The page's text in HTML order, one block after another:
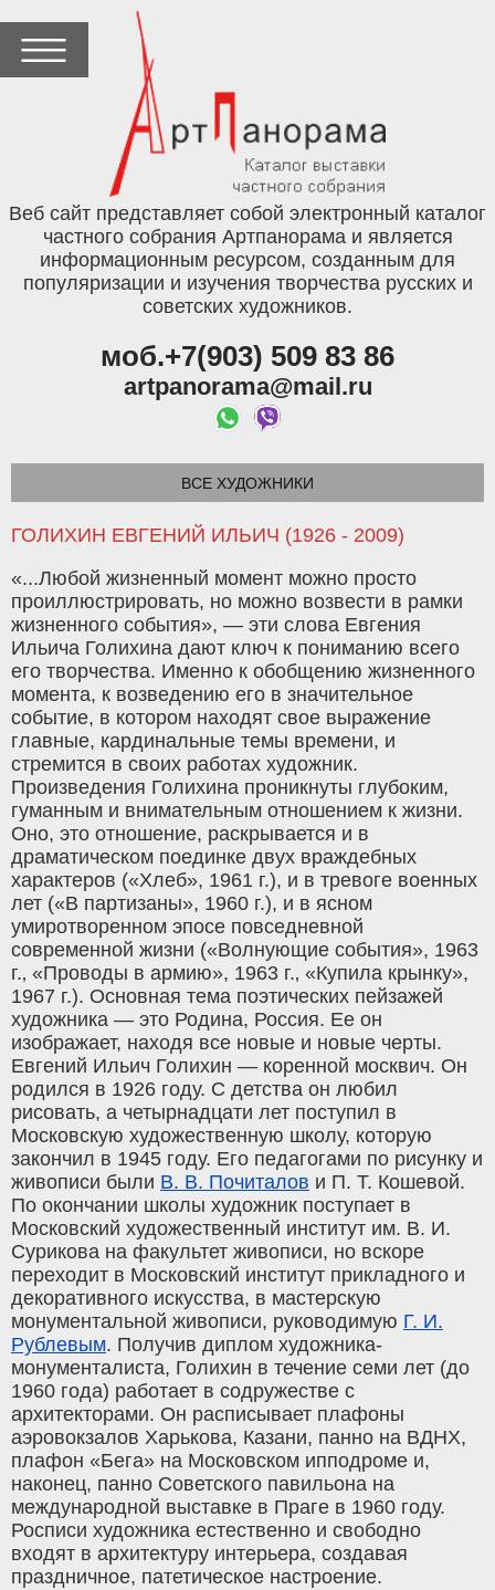
Веб сайт представляет собой электронный каталог
частного собрания Артпанорама и является
информационным ресурсом, созданным для
популяризации и изучения творчества русских и
советских художников.
моб.+7(903) 509 83 86
artpanorama@mail.ru
ВСЕ ХУДОЖНИКИ
ГОЛИХИН ЕВГЕНИЙ ИЛЬИЧ (1926 - 2009)
«...Любой жизненный момент можно просто
проиллюстрировать, но можно возвести в рамки
жизненного события», — эти слова Евгения
Ильича Голихина дают ключ к пониманию всего
его творчества. Именно к обобщению жизненного
момента, к возведению его в значительное
событие, в котором находят свое выражение
главные, кардинальные темы времени, и
стремится в своих работах художник.
Произведения Голихина проникнуты глубоким,
гуманным и внимательным отношением к жизни.
Оно, это отношение, раскрывается и в
драматическом поединке двух враждебных
характеров («Хлеб», 1961 г.), и в тревоге военных
лет («В партизаны», 1960 г.), и в ясном
умиротворенном эпосе повседневной
современной жизни («Волнующие события», 1963
г.‚ «Проводы в армию», 1963 г.‚ «Купила крынку»,
1967 г.). Основная тема поэтических пейзажей
художника — это Родина, Россия. Ее он
изображает, находя все новые и новые черты.
Евгений Ильич Голихин — коренной москвич. Он
родился в 1926 году. С детства он любил
рисовать, а четырнадцати лет поступил в
Московскую художественную школу, которую
закончил в 1945 году. Его педагогами по рисунку и
живописи были В. В. Почиталов и П. Т. Кошевой.
По окончании школы художник поступает в
Московский художественный институт им. В. И.
Сурикова на факультет живописи, но вскоре
переходит в Московский институт прикладного и
декоративного искусства, в мастерскую
монументальной живописи, руководимую Г. И.
Рублевым. Получив диплом художника-
монументалиста, Голихин в течение семи лет (до
1960 года) работает в содружестве с
архитекторами. Он расписывает плафоны
аэровокзалов Харькова, Казани, панно на ВДНХ,
плафон «Бега» на Московском ипподроме и,
наконец, панно Советского павильона на
международной выставке в Праге в 1960 году.
Росписи художника естественно и свободно
входят в архитектуру интерьера, создавая
праздничное, патетическое настроение.